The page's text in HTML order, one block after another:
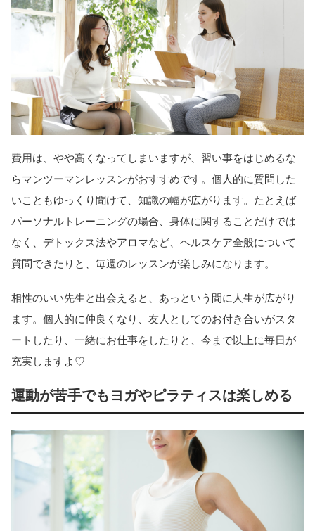
費用は、やや高くなってしまいますが、習い事をはじめるな
らマンツーマンレッスンがおすすめです。個人的に質問した
いこともゆっくり聞けて、知識の幅が広がります。たとえば
パーソナルトレーニングの場合、身体に関することだけでは
なく、デトックス法やアロマなど、ヘルスケア全般について
質問できたりと、毎週のレッスンが楽しみになります。
相性のいい先生と出会えると、あっという間に人生が広がり
ます。個人的に仲良くなり、友人としてのお付き合いがスタ
ートしたり、一緒にお仕事をしたりと、今まで以上に毎日が
充実しますよ♡
運動が苦手でもヨガやピラティスは楽しめる